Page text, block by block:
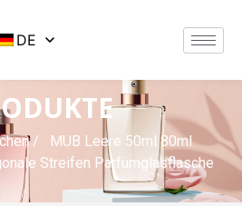
DE
/ MUB Leere 50ml 80ml
Streifen Parfümglasflasche